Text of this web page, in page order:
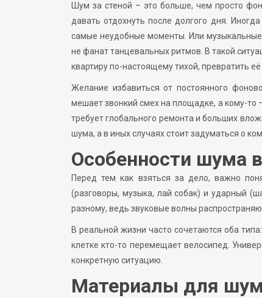
Шум за стеной – это больше, чем просто
давать отдохнуть после долгого дня.
самые неудобные моменты. Или
не фанат танцевальных ритмов. В такой
квартиру по-настоящему тихой, превратить
Желание избавиться от постоянного
мешает звонкий смех на площадке, а кому-то
требует глобального ремонта и больших
шума, а в иных случаях стоит задуматься о
Особенности шума
Перед тем как взяться за дело, важно
(разговоры, музыка, лай собак) и ударный
разному, ведь звуковые волны
В реальной жизни часто сочетаются оба
клетке кто-то перемещает велосипед.
конкретную ситуацию.
Материалы для